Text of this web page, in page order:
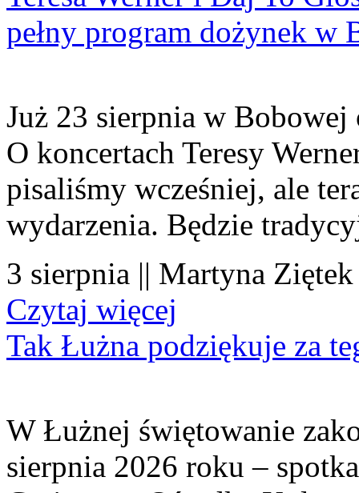
pełny program dożynek w
Już 23 sierpnia w
O koncertach Teresy
pisaliśmy wcześniej, ale
wydarzenia. Będzie
3 sierpnia || Martyna
Czytaj więcej
Tak Łużna podziękuje za
W Łużnej świętowanie
sierpnia 2026 roku –